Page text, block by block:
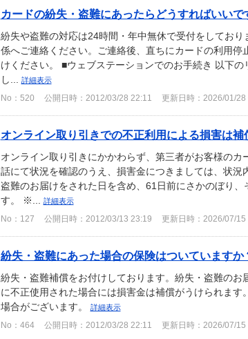
カードの紛失・盗難にあったらどうすればいいで
紛失や盗難の対応は24時間・年中無休で受付をしてお
係へご連絡ください。ご連絡後、直ちにカードの利用
けください。 ■ウェブステーションでのお手続き 以下
し...
詳細表示
No：520 公開日時：2012/03/28 22:11 更新日時：2026/01/28
オンライン取り引きでの不正利用による損害は補
オンライン取り引きにかかわらず、第三者がお客様の
話にて状況を確認のうえ、損害金につきましては、状
盗難のお届けをされた日を含め、61日前にさかのぼり
す。 ※...
詳細表示
No：127 公開日時：2012/03/13 23:19 更新日時：2026/07/15
紛失・盗難にあった場合の保険はついていますか
紛失・盗難補償をお付けしております。紛失・盗難の
に不正使用された場合には損害金は補償がうけられま
場合がございます。
詳細表示
No：464 公開日時：2012/03/28 22:11 更新日時：2026/07/15